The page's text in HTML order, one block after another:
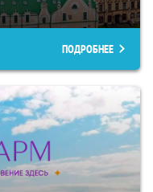
ПОДРОБНЕЕ